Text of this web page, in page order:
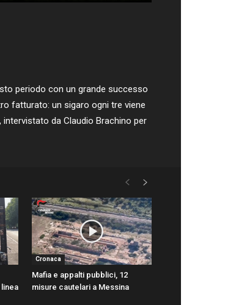
periodo con un grande successo
fatturato: un sigaro ogni tre viene
da Claudio Brachino per
Cronaca
Mafia e appalti pubblici, 12
misure cautelari a Messina